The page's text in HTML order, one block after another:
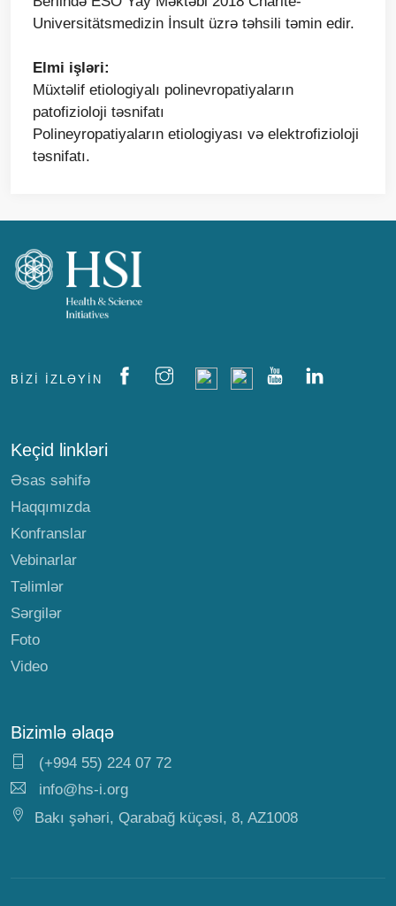
Universitätsmedizin İnsult üzrə təhsili təmin edir.
Elmi işləri:
Müxtəlif etiologiyalı polinevropatiyaların
patofizioloji təsnifatı
Polineyropatiyaların etiologiyası və elektrofizioloji
təsnifatı.
BIZI IZLƏYIN
Keçid linkləri
Əsas səhifə
Haqqımızda
Konfranslar
Vebinarlar
Təlimlər
Sərgilər
Foto
Video
Bizimlə əlaqə
(+994 55) 224 07 72
info@hs-i.org
Bakı şəhəri, Qarabağ küçəsi, 8, AZ1008